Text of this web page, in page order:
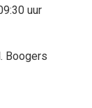
uur
Boogers